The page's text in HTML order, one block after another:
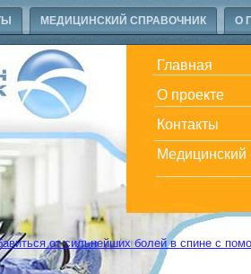
МЕДИЦИНСКИЙ СПРАВОЧНИК О
Главная
О проекте
Контакты
Медицинский
от сильнейших болей в спине с